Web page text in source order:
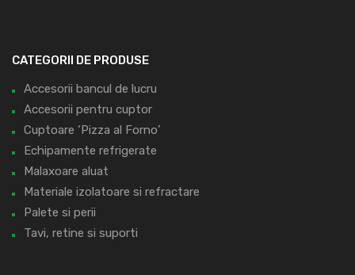
CATEGORII DE PRODUSE
Accesorii bancul de lucru
Accesorii pentru cuptor
Cuptoare ‘Pizza al Forno’
Echipamente refrigerate
Malaxoare aluat
Materiale izolatoare si refractare
Palete si perii
Tavi, retine si suporti